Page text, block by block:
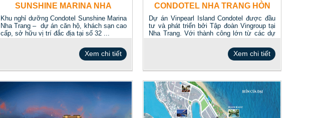
SUNSHINE MARINA NHA
TRANG
Khu nghỉ dưỡng Condotel Sunshine Marina
Nha Trang – dự án căn hộ, khách sạn cao
cấp, sở hữu vị trí đắc địa tại số 32 ...
Xem chi tiết
CONDOTEL NHA TRANG HÒN
TRE
Dự án Vinpearl Island Condotel được đầu
tư và phát triển bởi Tập đoàn Vingroup tại
Nha Trang. Với thành công lớn từ các dự
Xem chi tiết